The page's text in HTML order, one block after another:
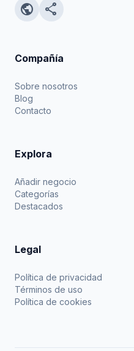
public share
Compañía
Sobre nosotros
Blog
Contacto
Explora
Añadir negocio
Categorías
Destacados
Legal
Política de privacidad
Términos de uso
Política de cookies